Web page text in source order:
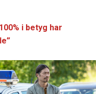
i betyg har